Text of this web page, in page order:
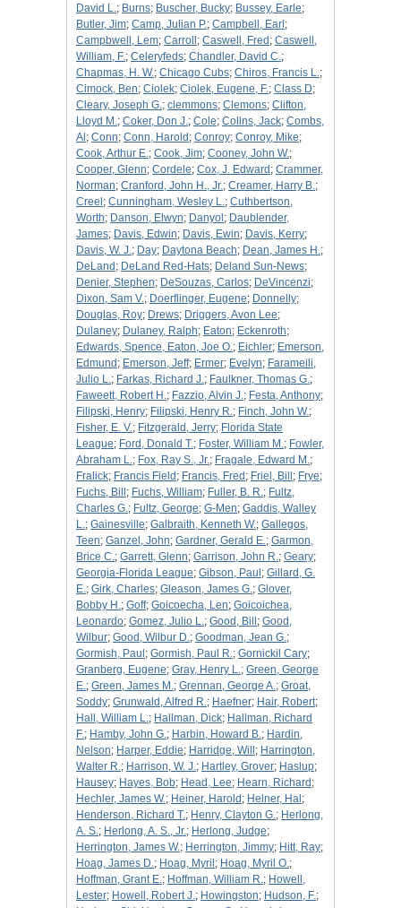
David L.; Burns; Buscher, Bucky; Bussey, Earle;
Butler, Jim; Camp, Julian P.; Campbell, Earl ;
Campbwell, Lem; Carroll ; Caswell, Fred ; Caswell,
William, F.; Celeryfeds; Chandler, David C.;
Chapmas, H. W.; Chicago Cubs; Chiros, Francis L.;
Cimock, Ben; Ciolek; Ciolek, Eugene, F.; Class D;
Cleary, Joseph G.; clemmons; Clemons; Clifton,
Lloyd M.; Coker, Don J.; Cole; Collns, Jack; Combs,
Al ; Conn; Conn, Harold ; Conroy; Conroy, Mike;
Cook, Arthur E.; Cook, Jim; Cooney, John W.;
Cooper, Glenn; Cordele; Cox, J. Edward ; Crammer,
Norman; Cranford, John H., Jr.; Creamer, Harry B.;
Creel ; Cunningham, Wesley L.; Cuthbertson,
Worth; Danson, Elwyn; Danyol ; Daublender,
James; Davis, Edwin; Davis, Ewin; Davis, Kerry;
Davis, W. J.; Day; Daytona Beach; Dean, James H.;
DeLand ; DeLand Red-Hats; Deland Sun-News;
Denier, Stephen; DeSouzas, Carlos; DeVincenzi;
Dixon, Sam V.; Doerflinger, Eugene; Donnelly;
Douglas, Roy; Drews; Driggers, Avon Lee;
Dulaney; Dulaney, Ralph; Eaton; Eckenroth;
Edwards, Spence, Eaton, Joe O.; Eichler; Emerson,
Edmund ; Emerson, Jeff; Ermer; Evelyn; Farameili,
Julio L.; Farkas, Richard J.; Faulkner, Thomas G.;
Faweett, Robert H.; Fazzio, Alvin J.; Festa, Anthony;
Filipski, Henry; Filipski, Henry R.; Finch, John W.;
Fisher, E. V.; Fitzgerald, Jerry; Florida State
League; Ford, Donald T.; Foster, William M.; Fowler,
Abraham L.; Fox, Ray S., Jr.; Fragale, Edward M.;
Fralick; Francis Field ; Francis, Fred ; Friel, Bill ; Frye;
Fuchs, Bill ; Fuchs, William; Fuller, B. R.; Fultz,
Charles G.; Fultz, George; G-Men; Gaddis, Walley
L.; Gainesville; Galbraith, Kenneth W.; Gallegos,
Teen; Ganzel, John; Gardner, Gerald E.; Garmon,
Brice C.; Garrett, Glenn; Garrison, John R.; Geary;
Georgia-Florida League; Gibson, Paul ; Gillard, G.
E.; Girk, Charles; Gleason, James G.; Glover,
Bobby H.; Goff; Goicoecha, Len; Goicoichea,
Leonardo; Gomez, Julio L.; Good, Bill ; Good,
Wilbur; Good, Wilbur D.; Goodman, Jean G.;
Gormish, Paul ; Gormish, Paul R.; Gornickil Cary;
Granberg, Eugene; Gray, Henry L.; Green, George
E.; Green, James M.; Grennan, George A.; Groat,
Soddy; Grunwald, Alfred R.; Haefner; Hair, Robert;
Hall, William L.; Hallman, Dick; Hallman, Richard
F.; Hamby, John G.; Harbin, Howard B.; Hardin,
Nelson; Harper, Eddie; Harridge, Will ; Harrington,
Walter R.; Harrison, W. J.; Hartley, Grover; Haslup;
Hausey; Hayes, Bob; Head, Lee; Hearn, Richard ;
Hechler, James W.; Heiner, Harold ; Helner, Hal ;
Henderson, Richard T.; Henry, Clayton G.; Herlong,
A. S.; Herlong, A. S., Jr.; Herlong, Judge;
Herrington, James W.; Herrington, Jimmy; Hitt, Ray;
Hoag, James D.; Hoag, Myril ; Hoag, Myril O.;
Hoffman, Grant E.; Hoffman, William R.; Howell,
Lester; Howell, Robert J.; Howingston; Hudson, F.;